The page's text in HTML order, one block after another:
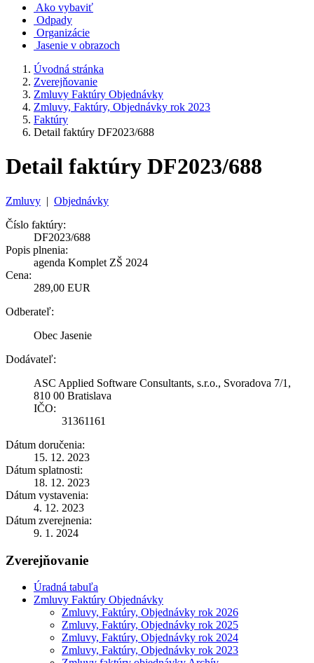
Ako vybaviť
Odpady
Organizácie
Jasenie v obrazoch
Úvodná stránka
Zverejňovanie
Zmluvy Faktúry Objednávky
Zmluvy, Faktúry, Objednávky rok 2023
Faktúry
Detail faktúry DF2023/688
Detail faktúry DF2023/688
Zmluvy | Objednávky
Číslo faktúry:
DF2023/688
Popis plnenia:
agenda Komplet ZŠ 2024
Cena:
289,00 EUR
Odberateľ:
Obec Jasenie
Dodávateľ:
ASC Applied Software Consultants, s.r.o., Svoradova 7/1,
810 00 Bratislava
IČO:
31361161
Dátum doručenia:
15. 12. 2023
Dátum splatnosti:
18. 12. 2023
Dátum vystavenia:
4. 12. 2023
Dátum zverejnenia:
9. 1. 2024
Zverejňovanie
Úradná tabuľa
Zmluvy Faktúry Objednávky
Zmluvy, Faktúry, Objednávky rok 2026
Zmluvy, Faktúry, Objednávky rok 2025
Zmluvy, Faktúry, Objednávky rok 2024
Zmluvy, Faktúry, Objednávky rok 2023